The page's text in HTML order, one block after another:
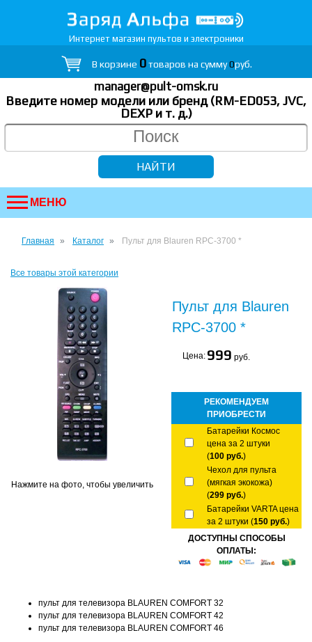
Интернет магазин пультов и электроники
В корзине 0товаров на сумму0руб.
manager@pult-omsk.ru
Введите номер модели или бренд (RM-ED053, JVC,
DEXP и т. д.)
МЕНЮ
Главная Каталог Пульт для Blauren RPC-3700 *
Все товары этой категории
Нажмите на фото, чтобы увеличить
Пульт для Blauren
RPC-3700 *
Цена: 999 руб.
РЕКОМЕНДУЕМ
ПРИОБРЕСТИ
Батарейки Космос
цена за 2 штуки
(100 руб.)
Чехол для пульта
(мягкая экокожа)
(299 руб.)
Батарейки VARTA цена
за 2 штуки (150 руб.)
ДОСТУПНЫ СПОСОБЫ
ОПЛАТЫ:
пульт для телевизора BLAUREN COMFORT 32
пульт для телевизора BLAUREN COMFORT 42
пульт для телевизора BLAUREN COMFORT 46